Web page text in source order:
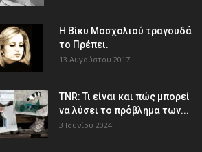
Η Βίκυ Μοσχολιού τραγουδά
το Πρέπει.
13 Αυγούστου 2017
TNR: Τι είναι και πώς μπορεί
να λύσει το πρόβλημα των...
3 Ιουνίου 2024